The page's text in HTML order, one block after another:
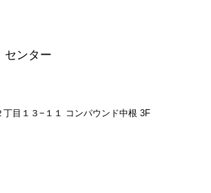
センター
丁目１３−１１ コンパウンド中根 3F